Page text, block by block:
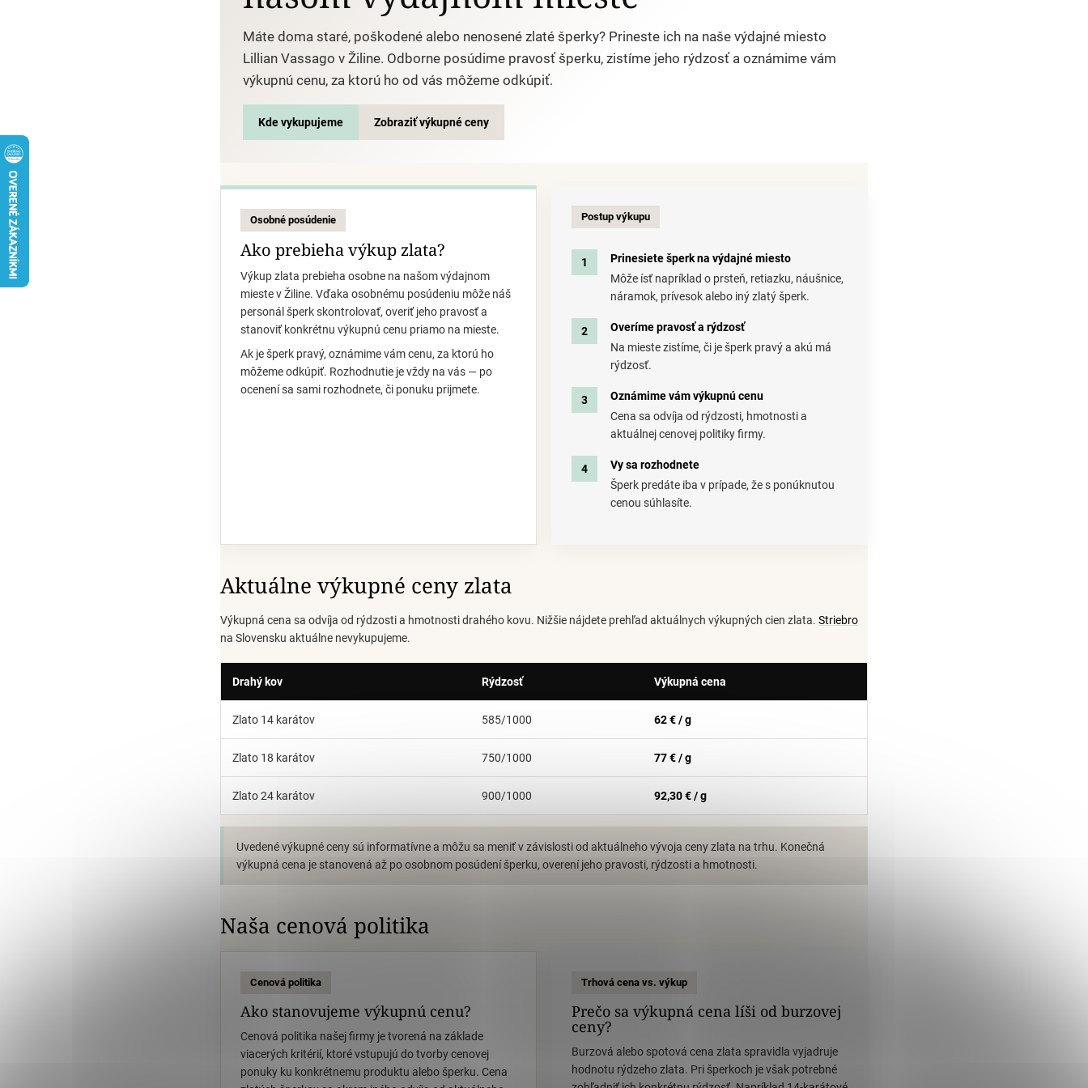
Máte doma staré, poškodené alebo nenosené zlaté šperky? Prineste ich na naše výdajné miesto
Lillian Vassago v Žiline. Odborne posúdime pravosť šperku, zistíme jeho rýdzosť a oznámime vám
výkupnú cenu, za ktorú ho od vás môžeme odkúpiť.
Kde vykupujeme Zobraziť výkupné ceny
Osobné posúdenie
Ako prebieha výkup zlata?
Výkup zlata prebieha osobne na našom výdajnom
mieste v Žiline. Vďaka osobnému posúdeniu môže náš
personál šperk skontrolovať, overiť jeho pravosť a
stanoviť konkrétnu výkupnú cenu priamo na mieste.
Ak je šperk pravý, oznámime vám cenu, za ktorú ho
môžeme odkúpiť. Rozhodnutie je vždy na vás — po
ocenení sa sami rozhodnete, či ponuku prijmete.
Postup výkupu
Prinesiete šperk na výdajné miesto
Môže ísť napríklad o prsteň, retiazku, náušnice,
náramok, prívesok alebo iný zlatý šperk.
Overíme pravosť a rýdzosť
Na mieste zistíme, či je šperk pravý a akú má
rýdzosť.
Oznámime vám výkupnú cenu
Cena sa odvíja od rýdzosti, hmotnosti a
aktuálnej cenovej politiky firmy.
Vy sa rozhodnete
Šperk predáte iba v prípade, že s ponúknutou
cenou súhlasíte.
Aktuálne výkupné ceny zlata
Výkupná cena sa odvíja od rýdzosti a hmotnosti drahého kovu. Nižšie nájdete prehľad aktuálnych výkupných cien zlata. Striebro
na Slovensku aktuálne nevykupujeme.
Drahý kov Rýdzosť Výkupná cena
Zlato 14 karátov 585/1000 62 € / g
Zlato 18 karátov 750/1000 77 € / g
Zlato 24 karátov 900/1000 92,30 € / g
Uvedené výkupné ceny sú informatívne a môžu sa meniť v závislosti od aktuálneho vývoja ceny zlata na trhu. Konečná
výkupná cena je stanovená až po osobnom posúdení šperku, overení jeho pravosti, rýdzosti a hmotnosti.
Naša cenová politika
Cenová politika
Ako stanovujeme výkupnú cenu?
Cenová politika našej firmy je tvorená na základe
viacerých kritérií, ktoré vstupujú do tvorby cenovej
ponuky ku konkrétnemu produktu alebo šperku. Cena
Trhová cena vs. výkup
Prečo sa výkupná cena líši od burzovej
ceny?
Burzová alebo spotová cena zlata spravidla vyjadruje
hodnotu rýdzeho zlata. Pri šperkoch je však potrebné